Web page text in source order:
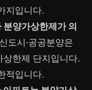
지입니다.
양가상한제가 의
도시·공공분양은
상한제 단지입니다.
적입니다.